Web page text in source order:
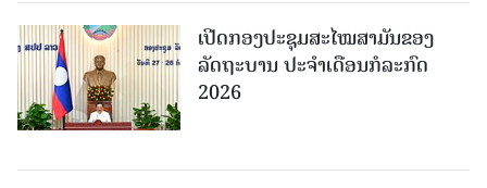
ເປີດກອງປະຊຸມສະໄໝສາມັນຂອງ
ລັດຖະບານ ປະຈໍາເດືອນກໍລະກົດ
2026